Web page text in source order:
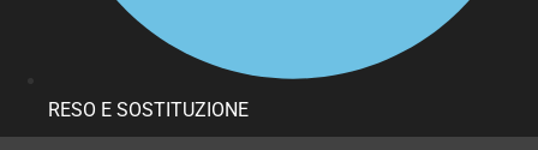
RESO E SOSTITUZIONE